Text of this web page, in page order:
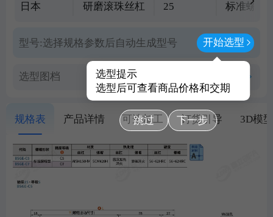
日本
研磨滚珠丝杠
25
标准螺帽
型号:选择规格参数后自动生成型号 开始选型
选型提示
选型后可查看商品价格和交期
跳过 下一步
选型图档
规格表 产品详情 可选加工 订货引导 3D模